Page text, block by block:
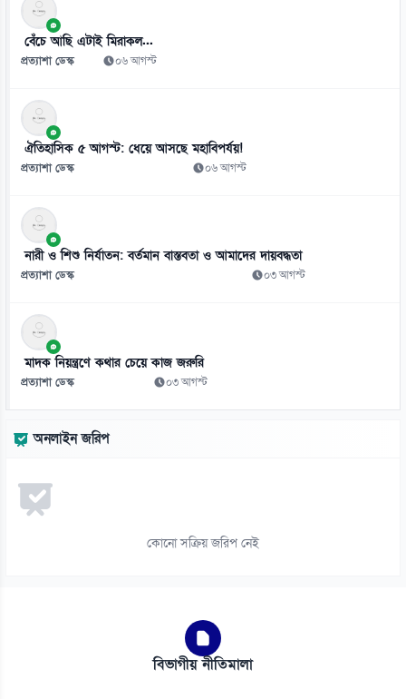
স্কুলে ভর্তিতে প্রথম শ্রেণি লটারিতে ও দ্বিতীয় থেকে নবম পর্যন্ত দিতে হবে
পরীক্ষা
০৬ আগস্ট
বেঁচে আছি এটাই মিরাকল...
প্রত্যাশা ডেস্ক ০৬ আগস্ট
ঐতিহাসিক ৫ আগস্ট: ধেয়ে আসছে মহাবিপর্যয়!
প্রত্যাশা ডেস্ক ০৬ আগস্ট
নারী ও শিশু নির্যাতন: বর্তমান বাস্তবতা ও আমাদের দায়বদ্ধতা
প্রত্যাশা ডেস্ক ০৩ আগস্ট
মাদক নিয়ন্ত্রণে কথার চেয়ে কাজ জরুরি
প্রত্যাশা ডেস্ক ০৩ আগস্ট
অনলাইন জরিপ
কোনো সক্রিয় জরিপ নেই
বিভাগীয় নীতিমালা